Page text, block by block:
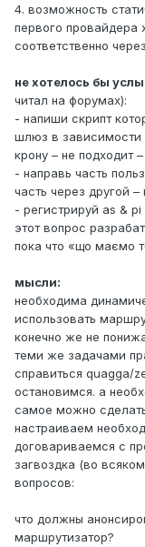
4. возможность
первого провайдера
соответственно
не хотелось бы
читал на форумах):
- напиши скрипт
шлюз в зависимости
крону – не подходит
- направь часть
часть через другой –
- регистрируй as &
этот вопрос
пока что «що маємо
мысли:
необходима
использовать
конечно же не
теми же задачами
справиться quagga/
остановимся. а
самое можно
настраиваем
договариваемся с
загвоздка (во
вопросов:
что должны
маршрутизатор?